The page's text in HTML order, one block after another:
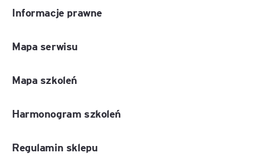
Informacje prawne
Mapa serwisu
Mapa szkoleń
Harmonogram szkoleń
Regulamin sklepu